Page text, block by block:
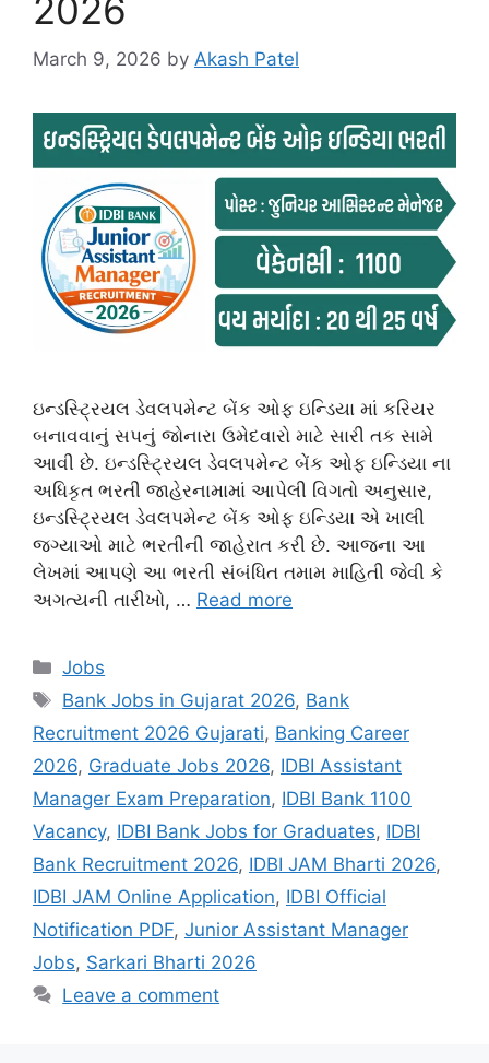
2026
March 9, 2026 by Akash Patel
ઇન્ડસ્ટ્રિયલ ડેવલપમેન્ટ બેંક ઓફ ઇન્ડિયા માં કરિયર
બનાવવાનું સપનું જોનારા ઉમેદવારો માટે સારી તક સામે
આવી છે. ઇન્ડસ્ટ્રિયલ ડેવલપમેન્ટ બેંક ઓફ ઇન્ડિયા ના
અધિકૃત ભરતી જાહેરનામામાં આપેલી વિગતો અનુસાર,
ઇન્ડસ્ટ્રિયલ ડેવલપમેન્ટ બેંક ઓફ ઇન્ડિયા એ ખાલી
જગ્યાઓ માટે ભરતીની જાહેરાત કરી છે. આજના આ
લેખમાં આપણે આ ભરતી સંબંધિત તમામ માહિતી જેવી કે
અગત્યની તારીખો, … Read more
Categories
Jobs
Tags
Bank Jobs in Gujarat 2026, Bank
Recruitment 2026 Gujarati, Banking Career
2026, Graduate Jobs 2026, IDBI Assistant
Manager Exam Preparation, IDBI Bank 1100
Vacancy, IDBI Bank Jobs for Graduates, IDBI
Bank Recruitment 2026, IDBI JAM Bharti 2026,
IDBI JAM Online Application, IDBI Official
Notification PDF, Junior Assistant Manager
Jobs, Sarkari Bharti 2026
Leave a comment